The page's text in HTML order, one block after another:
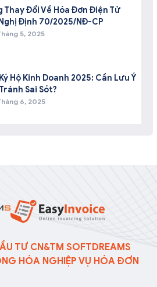
Thay Đổi Về Hóa Đơn Điện Tử
Định 70/2025/NĐ-CP
5, 2025
Hộ Kinh Doanh 2025: Cần Lưu Ý
Sai Sót?
6, 2025
TƯ CN&TM SOFTDREAMS
HÓA NGHIỆP VỤ HÓA ĐƠN